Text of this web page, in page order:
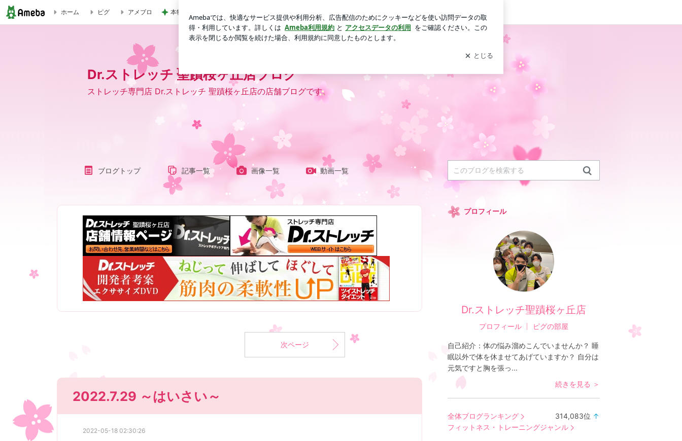
ホーム ピグ アメブロ 本物の桃を食べてる気分のグミ ログイン
Dr.ストレッチ 聖蹟桜ヶ丘店ブログ
ストレッチ専門店 Dr.ストレッチ 聖蹟桜ヶ丘店の店舗ブログです。
ブログトップ 記事一覧 画像一覧 動画一覧
次ページ
2022.7.29 ～はいさい～
2022-05-18 02:30:26
プロフィール
Dr.ストレッチ聖蹟桜ヶ丘店
プロフィール ピグの部屋
自己紹介： 体の悩み溜めこんでいませんか？ 睡
眠以外で体を休ませてあげていますか？ 自分は
元気ですと胸を張っ...
続きを見る ＞
全体ブログランキング 314,083位 ↑
フィットネス・トレーニングジャンル